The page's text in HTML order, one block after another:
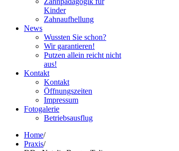
Kinder
Zahnaufhellung
News
Wussten Sie schon?
Wir garantieren!
Putzen allein reicht nicht
aus!
Kontakt
Kontakt
Öffnungszeiten
Impressum
Fotogalerie
Betriebsausflug
Home/
Praxis/